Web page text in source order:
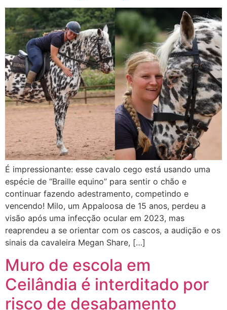
É impressionante: esse cavalo cego está usando uma
espécie de “Braille equino” para sentir o chão e
continuar fazendo adestramento, competindo e
vencendo! Milo, um Appaloosa de 15 anos, perdeu a
visão após uma infecção ocular em 2023, mas
reaprendeu a se orientar com os cascos, a audição e os
sinais da cavaleira Megan Share, […]
Muro de escola em
Ceilândia é interditado por
risco de desabamento